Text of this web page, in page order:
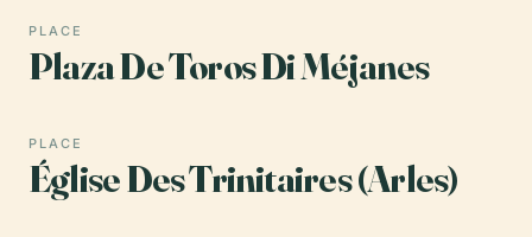
PLACE
Plaza De Toros Di Méjanes
PLACE
Église Des Trinitaires (Arles)